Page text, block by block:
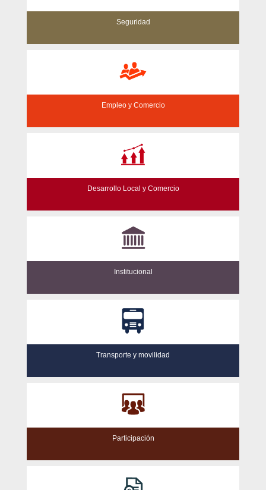
Seguridad
Empleo y Comercio
Desarrollo Local y Comercio
Institucional
Transporte y movilidad
Participación